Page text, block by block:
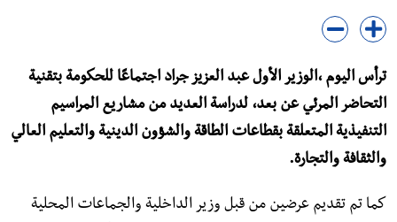
ترأس اليوم ،الوزير الأول عبد العزيز جراد اجتماعًا للحكومة بتقنية
التحاضر المرئي عن بعد، لدراسة العديد من مشاريع المراسيم
التنفيذية المتعلقة بقطاعات الطاقة والشؤون الدينية والتعليم العالي
والثقافة والتجارة.
كما تم تقديم عرضين من قبل وزير الداخلية والجماعات المحلية